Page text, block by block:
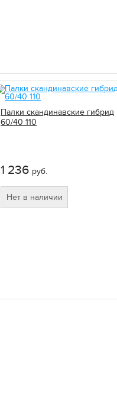
Палки скандинавские гибрид
60/40 110
1 236 руб.
Нет в наличии